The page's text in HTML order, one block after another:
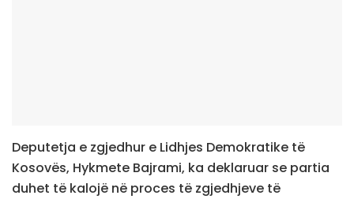
Deputetja e zgjedhur e Lidhjes Demokratike të
Kosovës, Hykmete Bajrami, ka deklaruar se partia
duhet të kalojë në proces të zgjedhjeve të